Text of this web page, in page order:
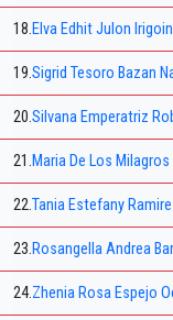
18.Elva Edhit Julon Irigoin
19.Sigrid Tesoro Bazan
20.Silvana Emperatriz
21.Maria De Los
22.Tania Estefany
23.Rosangella Andrea
24.Zhenia Rosa Espejo